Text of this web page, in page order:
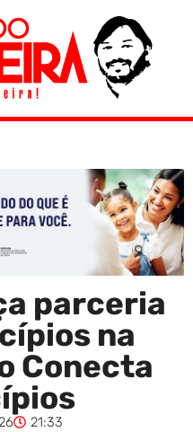
parceria
na
Conecta
21:33